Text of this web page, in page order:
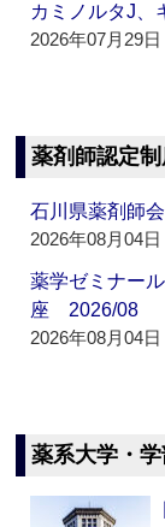
カミノルタJ、
2026年07月29日
薬剤師認定
石川県薬剤師
2026年08月04日
薬学ゼミナー
座 2026/08
2026年08月04日
薬系大学・